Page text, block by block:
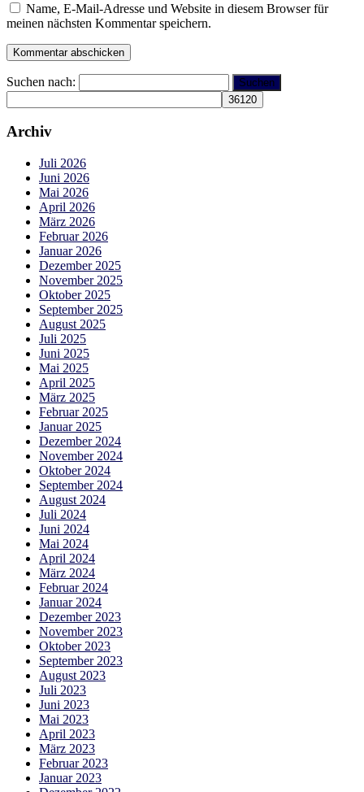
Name, E-Mail-Adresse und Website in diesem Browser für
meinen nächsten Kommentar speichern.
Suchen nach:
Archiv
Juli 2026
Juni 2026
Mai 2026
April 2026
März 2026
Februar 2026
Januar 2026
Dezember 2025
November 2025
Oktober 2025
September 2025
August 2025
Juli 2025
Juni 2025
Mai 2025
April 2025
März 2025
Februar 2025
Januar 2025
Dezember 2024
November 2024
Oktober 2024
September 2024
August 2024
Juli 2024
Juni 2024
Mai 2024
April 2024
März 2024
Februar 2024
Januar 2024
Dezember 2023
November 2023
Oktober 2023
September 2023
August 2023
Juli 2023
Juni 2023
Mai 2023
April 2023
März 2023
Februar 2023
Januar 2023